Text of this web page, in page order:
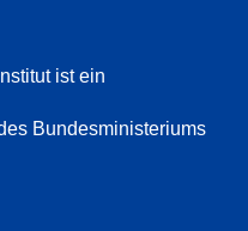
ist ein
Bundesministeriums